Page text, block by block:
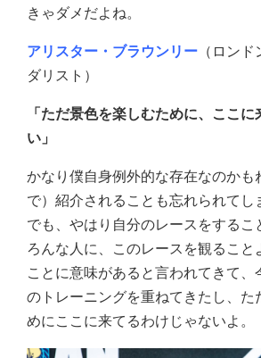
きゃダメだよね。
アリスター・ブラウンリー （ロン
ダリスト）
「ただ景色を楽しむために、ここ
い」
かなり僕自身例外的な存在なのかも
で）紹介されることも忘れられてし
でも、やはり自分のレースをするこ
ろんな人に、このレースを観ること
ことに意味があると言われてきて、
のトレーニングを重ねてきたし、た
めにここに来てるわけじゃないよ。